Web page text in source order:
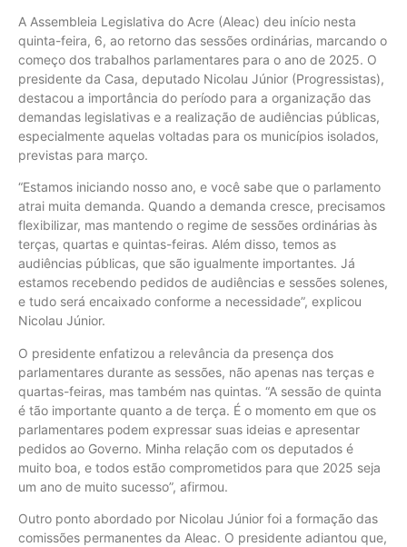
A Assembleia Legislativa do Acre (Aleac) deu início nesta
quinta-feira, 6, ao retorno das sessões ordinárias, marcando o
começo dos trabalhos parlamentares para o ano de 2025. O
presidente da Casa, deputado Nicolau Júnior (Progressistas),
destacou a importância do período para a organização das
demandas legislativas e a realização de audiências públicas,
especialmente aquelas voltadas para os municípios isolados,
previstas para março.
“Estamos iniciando nosso ano, e você sabe que o parlamento
atrai muita demanda. Quando a demanda cresce, precisamos
flexibilizar, mas mantendo o regime de sessões ordinárias às
terças, quartas e quintas-feiras. Além disso, temos as
audiências públicas, que são igualmente importantes. Já
estamos recebendo pedidos de audiências e sessões solenes,
e tudo será encaixado conforme a necessidade”, explicou
Nicolau Júnior.
O presidente enfatizou a relevância da presença dos
parlamentares durante as sessões, não apenas nas terças e
quartas-feiras, mas também nas quintas. “A sessão de quinta
é tão importante quanto a de terça. É o momento em que os
parlamentares podem expressar suas ideias e apresentar
pedidos ao Governo. Minha relação com os deputados é
muito boa, e todos estão comprometidos para que 2025 seja
um ano de muito sucesso”, afirmou.
Outro ponto abordado por Nicolau Júnior foi a formação das
comissões permanentes da Aleac. O presidente adiantou que,